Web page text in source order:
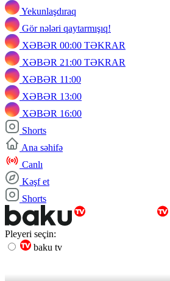
Yekunlaşdıraq
Gör nələri qaytarmışıq!
XƏBƏR 00:00 TƏKRAR
XƏBƏR 21:00 TƏKRAR
XƏBƏR 11:00
XƏBƏR 13:00
XƏBƏR 16:00
Shorts
Ana səhifə
Canlı
Kəşf et
Shorts
Pleyeri seçin:
baku tv